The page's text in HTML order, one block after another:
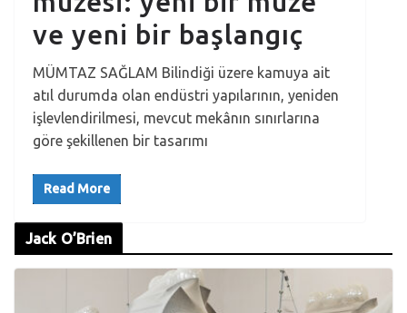
ve yeni bir başlangıç
MÜMTAZ SAĞLAM Bilindiği üzere kamuya ait
atıl durumda olan endüstri yapılarının, yeniden
işlevlendirilmesi, mevcut mekânın sınırlarına
göre şekillenen bir tasarımı
Read More
Jack O’Brien